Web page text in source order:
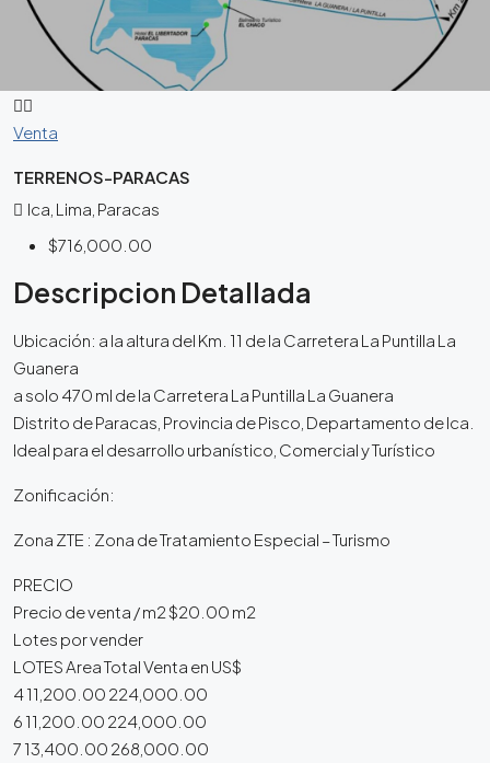
Venta
TERRENOS-PARACAS
Ica, Lima, Paracas
$716,000.00
Descripcion Detallada
Ubicación: a la altura del Km. 11 de la Carretera La Puntilla La
Guanera
a solo 470 ml de la Carretera La Puntilla La Guanera
Distrito de Paracas, Provincia de Pisco, Departamento de Ica.
Ideal para el desarrollo urbanístico, Comercial y Turístico
Zonificación:
Zona ZTE : Zona de Tratamiento Especial – Turismo
PRECIO
Precio de venta / m2 $20.00 m2
Lotes por vender
LOTES Area Total Venta en US$
4 11,200.00 224,000.00
6 11,200.00 224,000.00
7 13,400.00 268,000.00